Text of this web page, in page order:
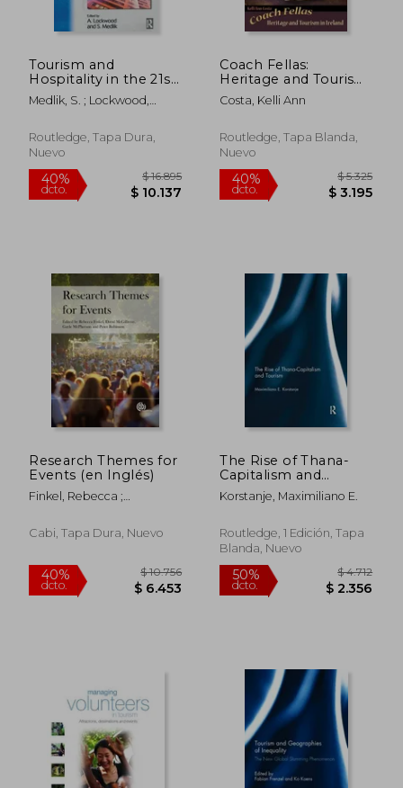
50% 40%
50% 40%
Tourism and
Hospitality in the 21st
Century (en Inglés)
Medlik, S. ; Lockwood,
Routledge, Tapa Dura,
Nuevo
Coach Fellas:
Heritage and Tourism
in Ireland (en Inglés)
Costa, Kelli Ann
Routledge, Tapa Blanda,
Nuevo
Research Themes for
Events (en Inglés)
Finkel, Rebecca ;
McPherson, Gayle
Cabi, Tapa Dura, Nuevo
The Rise of Thana-
Capitalism and
Tourism (en Inglés)
Korstanje, Maximiliano E.
Routledge, 1 Edición, Tapa
Blanda, Nuevo